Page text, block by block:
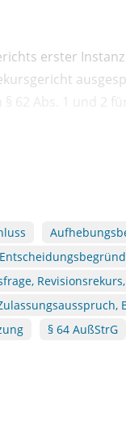
erster
62 Abs. 1 und
§ 64 AußStrG